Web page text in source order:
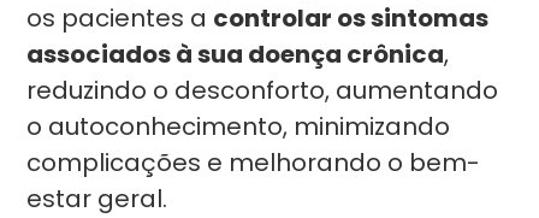
os pacientes a controlar os sintomas
associados à sua doença crônica,
reduzindo o desconforto, aumentando
o autoconhecimento, minimizando
complicações e melhorando o bem-
estar geral.